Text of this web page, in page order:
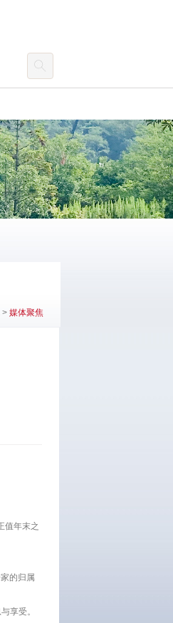
> 媒体聚焦
值年末之
的归属
享受。